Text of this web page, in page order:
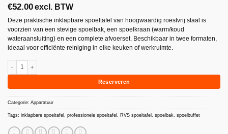
€52.00excl. BTW
Deze praktische inklapbare spoeltafel van hoogwaardig roestvrij staal is
voorzien van een stevige spoelbak, een spoelkraan (warm/koud
wateraansluiting) en een complete afvoerset. Beschikbaar in twee formaten,
ideaal voor efficiënte reiniging in elke keuken of werkruimte.
Reserveren
Categorie: Apparatuur
Tags: inklapbare spoeltafel , professionele spoeltafel , RVS spoeltafel , spoelbak, spoelbuffet